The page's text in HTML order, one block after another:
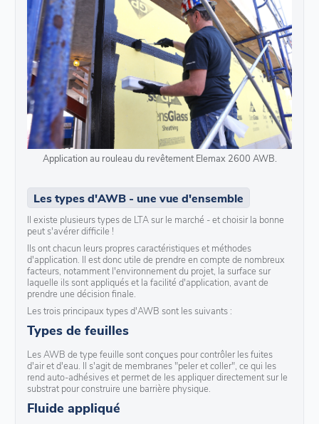
Application au rouleau du revêtement Elemax 2600 AWB.
Les types d'AWB - une vue d'ensemble
Il existe plusieurs types de LTA sur le marché - et choisir la bonne
peut s'avérer difficile !
Ils ont chacun leurs propres caractéristiques et méthodes
d'application. Il est donc utile de prendre en compte de nombreux
facteurs, notamment l'environnement du projet, la surface sur
laquelle ils sont appliqués et la facilité d'application, avant de
prendre une décision finale.
Les trois principaux types d'AWB sont les suivants :
Types de feuilles
Les AWB de type feuille sont conçues pour contrôler les fuites
d'air et d'eau. Il s'agit de membranes "peler et coller", ce qui les
rend auto-adhésives et permet de les appliquer directement sur le
substrat pour construire une barrière physique.
Fluide appliqué